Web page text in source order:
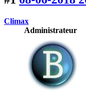
Climax
Administrateur